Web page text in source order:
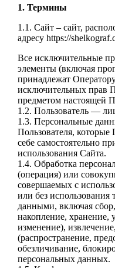
1. Термины
1.1. Сайт – сайт,
адресу https://
Все исключительные
элементы (включая
принадлежат
исключительныхправ
предметом настоящей
1.2. Пользователь —
1.3. Персональные
Пользователя, которые
себе самостоятельно
использования Сайта.
1.4. Обработка
(операция) или
совершаемых с
или без использования
данными, включая
накопление,хранение,
изменение),
(распространение,
обезличивание,
персональных данных.